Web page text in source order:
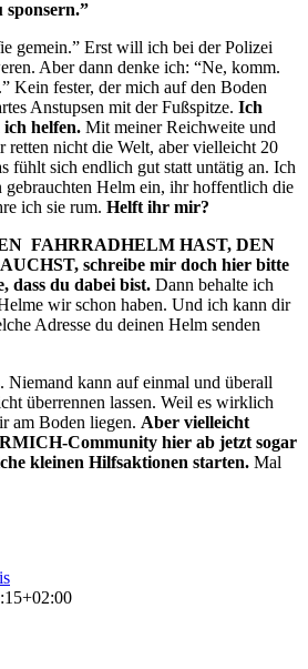
sponsern.”
gemein.” Erst will ich bei der Polizei
Aber dann denke ich: “Ne, komm.
Kein fester, der mich auf den Boden
Anstupsen mit der Fußspitze. Ich
helfen. Mit meiner Reichweite und
retten nicht die Welt, aber vielleicht 20
fühlt sich endlich gut statt untätig an. Ich
gebrauchten Helm ein, ihr hoffentlich die
ich sie rum. Helft ihr mir?
FAHRRADHELM HAST, DEN
schreibe mir doch hier bitte
dass du dabei bist. Dann behalte ich
wir schon haben. Und ich kann dir
Adresse du deinen Helm senden
Niemand kann auf einmal und überall
überrennen lassen. Weil es wirklich
am Boden liegen. Aber vielleicht
Community hier ab jetzt sogar
kleinen Hilfsaktionen starten. Mal